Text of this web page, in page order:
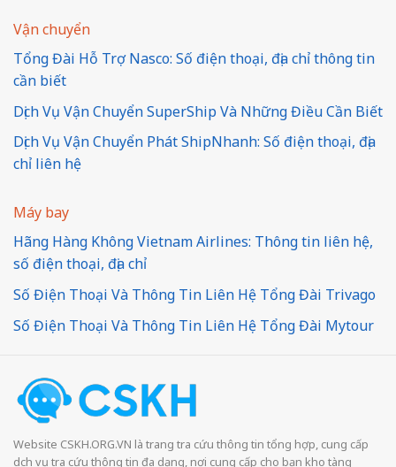
Vận chuyển
Tổng Đài Hỗ Trợ Nasco: Số điện thoại, địa chỉ thông tin
cần biết
Dịch Vụ Vận Chuyển SuperShip Và Những Điều Cần Biết
Dịch Vụ Vận Chuyển Phát ShipNhanh: Số điện thoại, địa
chỉ liên hệ
Máy bay
Hãng Hàng Không Vietnam Airlines: Thông tin liên hệ,
số điện thoại, địa chỉ
Số Điện Thoại Và Thông Tin Liên Hệ Tổng Đài Trivago
Số Điện Thoại Và Thông Tin Liên Hệ Tổng Đài Mytour
Website CSKH.ORG.VN là trang tra cứu thông tin tổng hợp, cung cấp
dịch vụ tra cứu thông tin đa dạng, nơi cung cấp cho bạn kho tàng